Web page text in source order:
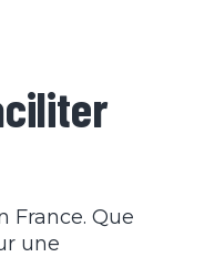
France. Que
une